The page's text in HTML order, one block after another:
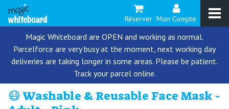
Réserver Mon Compte
Magic Whiteboard are OPEN and working as normal.
Parcelforce are very busy at the moment, next working day
deliveries are taking longer in some areas. Please be patient.
Track your parcel online.
😷 Washable & Reusable Face Mask -